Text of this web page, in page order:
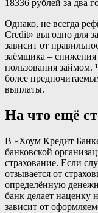
18336 рублей за два
Однако, не всегда
Credit» выгодно для
зависит от
заёмщика – снижения
пользования займом.
более
выплаты.
На что ещё
В «Хоум Кредит
банковской
страхование. Если
отзывается от
определённую
банк делает наценку
зависит от